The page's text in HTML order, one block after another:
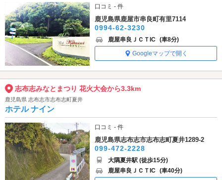
口コミ - 件
鹿児島県鹿屋市串良町有里7114
0994-62-3230
鹿屋串良ＪＣＴIC (車8分)
Googleマップで開く
志布志みなとまつり 花火大会から3.3km
鹿児島県 志布志市志布志町夏井
ホテル ナイン
口コミ - 件
鹿児島県志布志市志布志町夏井1289-2
099-472-2228
大隅夏井駅 (徒歩15分)
鹿屋串良ＪＣＴIC (車40分)